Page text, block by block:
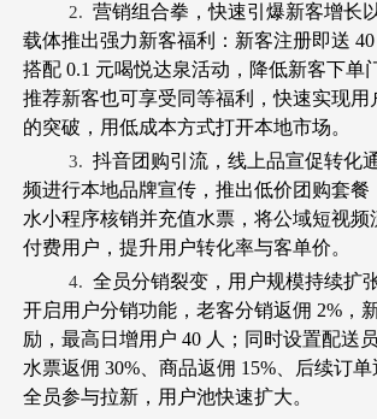
2. 营销组合拳，快速引爆新客增长
载体推出强力新客福利：新客注册即送 40
搭配 0.1 元喝悦达泉活动，降低新客下单
推荐新客也可享受同等福利，快速实现用
的突破，用低成本方式打开本地市场。
3. 抖音团购引流，线上品宣促转化
频进行本地品牌宣传，推出低价团购套餐
水小程序核销并充值水票，将公域短视频
付费用户，提升用户转化率与客单价。
4. 全员分销裂变，用户规模持续扩
开启用户分销功能，老客分销返佣 2%，
励，最高日增用户 40 人；同时设置配送
水票返佣 30%、商品返佣 15%、后续订
全员参与拉新，用户池快速扩大。